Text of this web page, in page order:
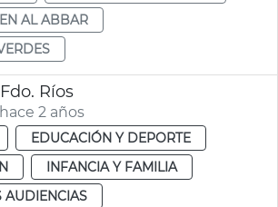
AL ABBAR
Ríos
2 años
EDUCACIÓN Y DEPORTE
INFANCIA Y FAMILIA
AUDIENCIAS